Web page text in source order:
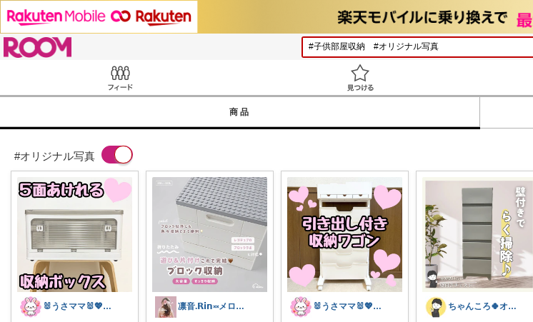
商品
#オリジナル写真
🐰うさママ🐰💖キッズ・ママの日常✨ 凛音.𝗥𝗶𝗻༝༝メロウな暮らし🧸 🐰うさママ🐰💖キッズ・ママの日常✨ ちゃんころ🍀オリ写/インテリア/キッズ